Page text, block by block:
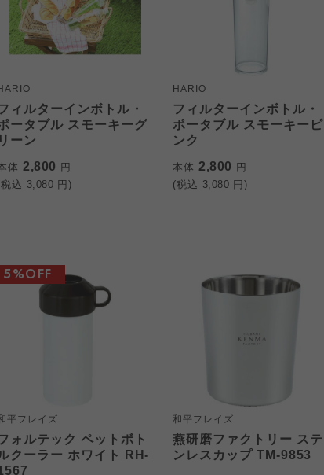
ィルターインボトル・
ータブル スモーキーグ
リーン
体 2,800 円
込 3,080 円)
HARIO
フィルターインボトル・
ポータブル スモーキーピ
ンク
本体 2,800 円
(税込 3,080 円)
平フレイズ
ォルテック ペットボト
クーラー ホワイト RH-
5%OFF
和平フレイズ
燕研磨ファクトリー ステ
ンレスカップ TM-9853